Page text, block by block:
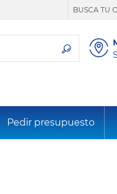
BUSCA TU
Pedir presupuesto